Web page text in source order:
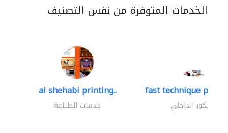
الخدمات المتوفرة من نفس التصنيف
al shehabi printing..
خدمات الطباعة
fast technique pre-
الديكور الداخلي